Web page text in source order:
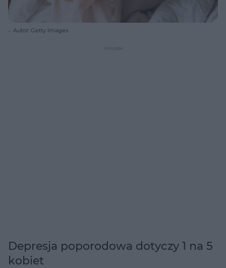
Autor: Getty Images
Depresja poporodowa dotyczy 1 na 5
kobiet